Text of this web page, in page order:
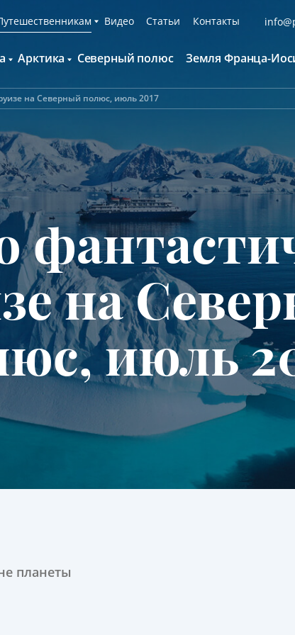
путешествуют
команда
центр
партнёры
связь
Русскоязычные группы
Наши суда
Дополнительные опции
Фирменная парка
Что брать с собой
Клуб привилегий
Каталоги
Отзывы
Вопросы и ответы
Специальные мероприятия
Подарочный сертификат
Видео Статьи Контакты
и Южный полярный круг
Антарктида Новый год
о-ва и Южная Георгия
о-ва, Южная Георгия и
Арктика
Британские острова
Исландия
Шпицберген
Северный полюс Земля Франца-
на Северный полюс, июль 2017
на
июль
планеты